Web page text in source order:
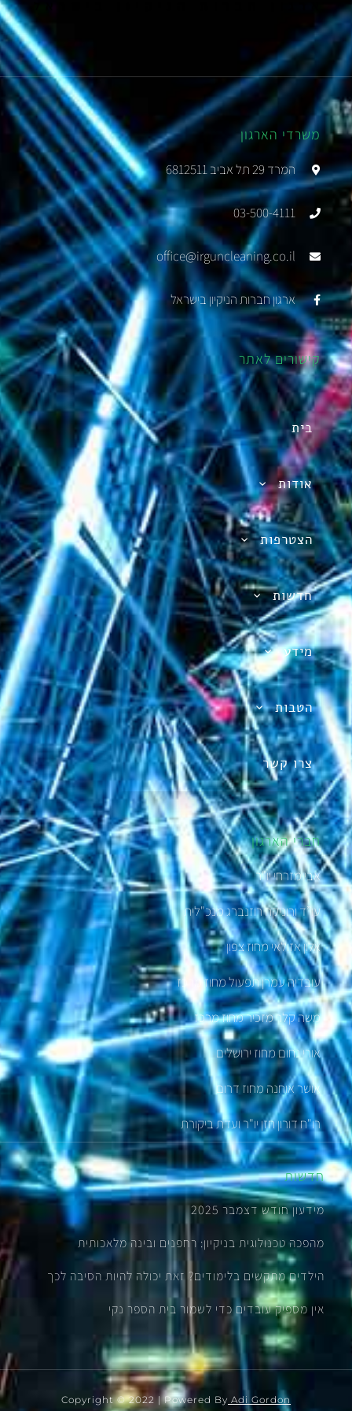
משרדי הארגון
המרד 29 תל אביב 6812511
03-500-4111
office@irguncleaning.co.il
ארגון חברות הניקיון בישראל
קישורים לאתר
בית
אודות
הצטרפות
חדשות
מידע
הטבות
צרו קשר
חברי הארגון
אבי מזרחי יו"ר
עו”ד ורוניקה רוזנברג מנכ"לית
אלון אזולאי מחוז צפון
עובדיה עמרן תפעול מחוז מרכז
משה קלר מזכיר מחוז מרכז
אורי נחום מחוז ירושלים
אושר אוחנה מחוז דרום
רו"ח דורון חזן יו"ר ועדת ביקורת
חדשות
מידעון חודש דצמבר 2025
מהפכה טכנולוגית בניקיון: רחפנים ובינה מלאכותית
הילדים מתקשים בלימודים? זאת יכולה להיות הסיבה לכך
אין מספיק עובדים כדי לשמור בית הספר נקי
Copyright © 2022 | Powered By Adi Gordon